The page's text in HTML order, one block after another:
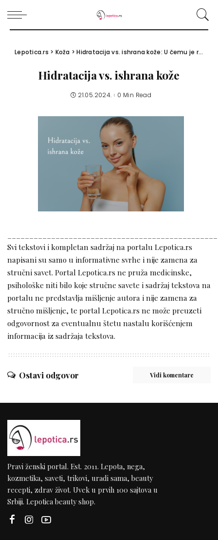
Lepotica.rs > Koža >Hidratacija vs. ishrana kože: U čemu je razlika?
Hidratacija vs. ishrana kože
21.05.2024. 0 Min Read
Svi tekstovi i kompletan sadržaj na portalu Lepotica.rs
napisani su samo u informativne svrhe i nije zamena za
stručni savet. Portal Lepotica.rs ne pruža medicinske,
psihološke niti bilo koje stručne savete i sadržaj tekstova na
portalu ne predstavlja mišljenje autora i nije zamena za
stručno mišljenje, te portal Lepotica.rs ne može preuzeti
odgovornost za eventualnu štetu nastalu korišćenjem
informacija iz sadržaja tekstova.
Ostavi odgovor Vidi komentare
Pravi ženski portal. Est. 2011. Lepota, nega,
kozmetika, saveti, trikovi, uradi sama, beauty
recepti, zdrav život. Uvek u prvih 100 sajtova u
Srbiji. Lepotica beauty shop.